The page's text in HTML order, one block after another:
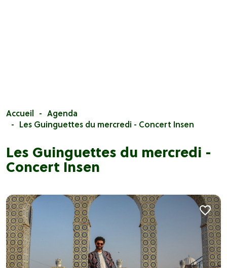
Accueil
Agenda
Les Guinguettes du mercredi - Concert Insen
Les Guinguettes du mercredi -
Concert Insen